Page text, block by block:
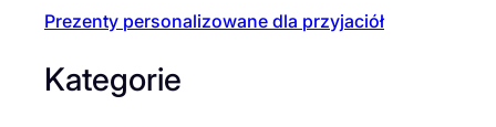
Prezenty personalizowane dla przyjaciół
Kategorie